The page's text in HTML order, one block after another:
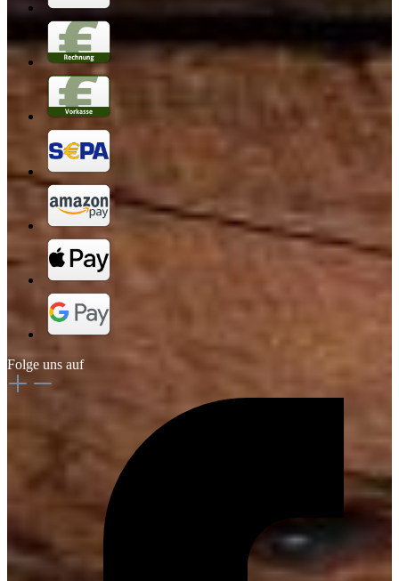
Folge uns auf